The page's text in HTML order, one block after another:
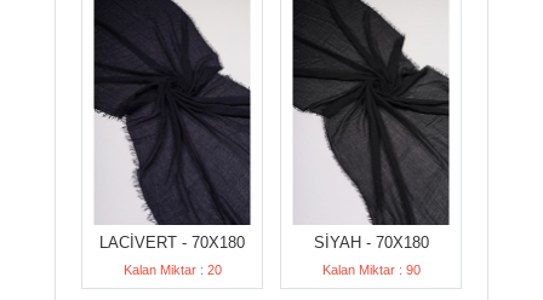
LACİVERT - 70X180
Kalan Miktar : 20
SİYAH - 70X180
Kalan Miktar : 90